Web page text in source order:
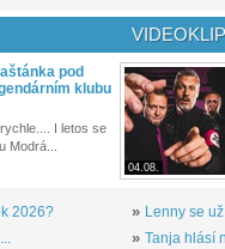
pod
klubu
I letos se
Modrá...
2026?
04.08.
» Lenny se
» Tanja hlásí